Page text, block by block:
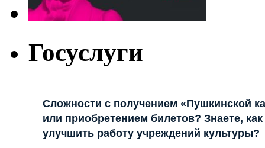
Госуслуги
Сложности с получением «Пушкинской
или приобретением билетов? Знаете, как
улучшить работу учреждений культуры?